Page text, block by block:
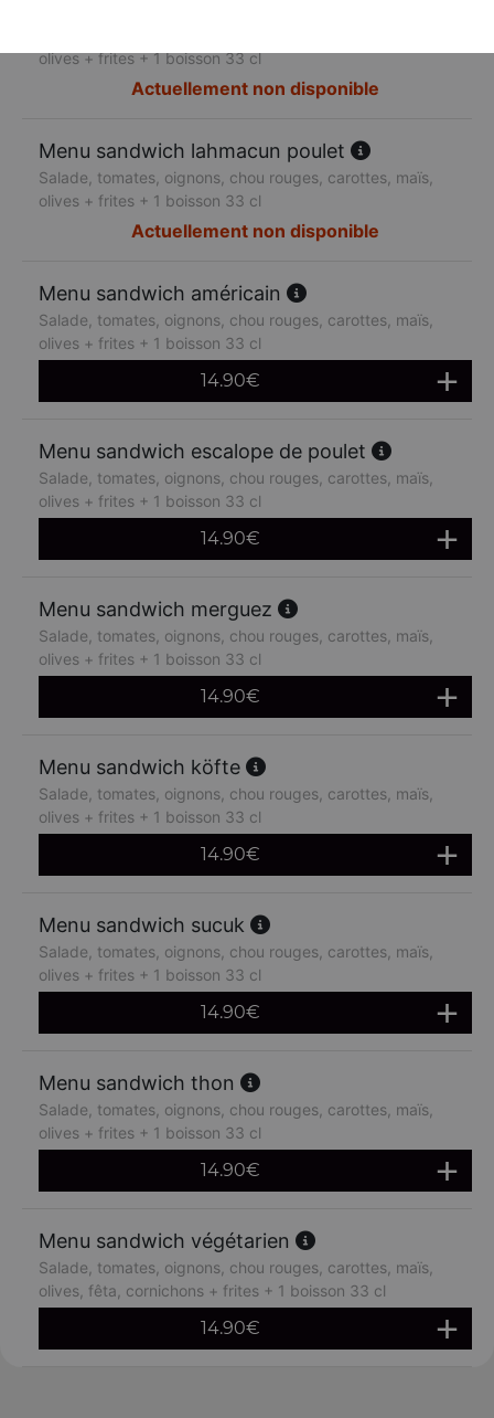
olives + frites + 1 boisson 33 cl
Actuellement non disponible
Menu sandwich lahmacun poulet
Salade, tomates, oignons, chou rouges, carottes, maïs,
olives + frites + 1 boisson 33 cl
Actuellement non disponible
Menu sandwich américain
Salade, tomates, oignons, chou rouges, carottes, maïs,
olives + frites + 1 boisson 33 cl
14.90€
Menu sandwich escalope de poulet
Salade, tomates, oignons, chou rouges, carottes, maïs,
olives + frites + 1 boisson 33 cl
14.90€
Menu sandwich merguez
Salade, tomates, oignons, chou rouges, carottes, maïs,
olives + frites + 1 boisson 33 cl
14.90€
Menu sandwich köfte
Salade, tomates, oignons, chou rouges, carottes, maïs,
olives + frites + 1 boisson 33 cl
14.90€
Menu sandwich sucuk
Salade, tomates, oignons, chou rouges, carottes, maïs,
olives + frites + 1 boisson 33 cl
14.90€
Menu sandwich thon
Salade, tomates, oignons, chou rouges, carottes, maïs,
olives + frites + 1 boisson 33 cl
14.90€
Menu sandwich végétarien
Salade, tomates, oignons, chou rouges, carottes, maïs,
olives, fêta, cornichons + frites + 1 boisson 33 cl
14.90€